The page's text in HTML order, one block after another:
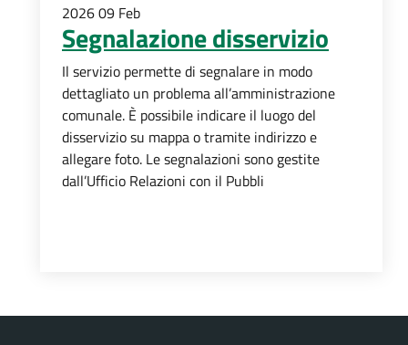
202609 Feb
Segnalazione disservizio
Il servizio permette di segnalare in modo
dettagliato un problema all’amministrazione
comunale. È possibile indicare il luogo del
disservizio su mappa o tramite indirizzo e
allegare foto. Le segnalazioni sono gestite
dall’Ufficio Relazioni con il Pubbli